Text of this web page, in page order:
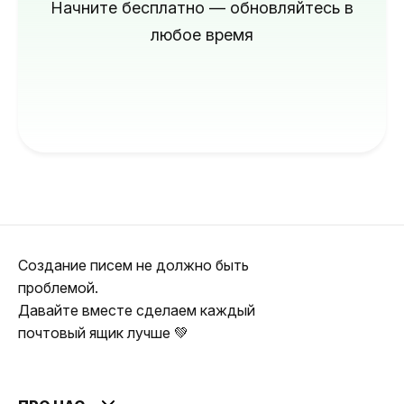
Начните бесплатно — обновляйтесь в
любое время
Создание писем не должно быть
проблемой.
Давайте вместе сделаем каждый
почтовый ящик лучше 💚